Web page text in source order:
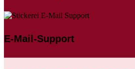
E-Mail-Support